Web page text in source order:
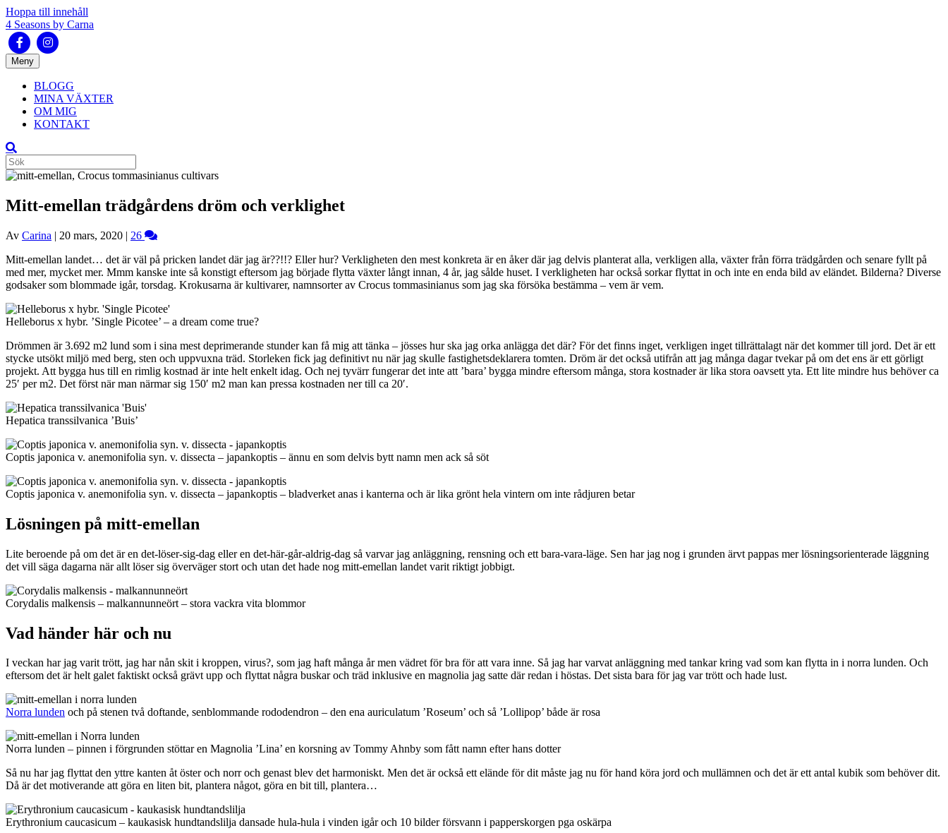
Hoppa till innehåll
4 Seasons by Carna
FacebookInstagram
Meny
BLOGG
MINA VÄXTER
OM MIG
KONTAKT
Mitt-emellan trädgårdens dröm och verklighet
Av Carina | 20 mars, 2020 | 26
Mitt-emellan landet… det är väl på pricken landet där jag är??!!? Eller hur? Verkligheten den mest konkreta är en åker där jag delvis planterat alla, verkligen alla, växter från förra trädgården och senare fyllt på
med mer, mycket mer. Mmm kanske inte så konstigt eftersom jag började flytta växter långt innan, 4 år, jag sålde huset. I verkligheten har också sorkar flyttat in och inte en enda bild av eländet. Bilderna? Diverse
godsaker som blommade igår, torsdag. Krokusarna är kultivarer, namnsorter av Crocus tommasinianus som jag ska försöka bestämma – vem är vem.
Helleborus x hybr. ’Single Picotee’ – a dream come true?
Drömmen är 3.692 m2 lund som i sina mest deprimerande stunder kan få mig att tänka – jösses hur ska jag orka anlägga det där? För det finns inget, verkligen inget tillrättalagt när det kommer till jord. Det är ett
stycke utsökt miljö med berg, sten och uppvuxna träd. Storleken fick jag definitivt nu när jag skulle fastighetsdeklarera tomten. Dröm är det också utifrån att jag många dagar tvekar på om det ens är ett görligt
projekt. Att bygga hus till en rimlig kostnad är inte helt enkelt idag. Och nej tyvärr fungerar det inte att ’bara’ bygga mindre eftersom många, stora kostnader är lika stora oavsett yta. Ett lite mindre hus behöver ca
25′ per m2. Det först när man närmar sig 150′ m2 man kan pressa kostnaden ner till ca 20′.
Hepatica transsilvanica ’Buis’
Coptis japonica v. anemonifolia syn. v. dissecta – japankoptis – ännu en som delvis bytt namn men ack så söt
Coptis japonica v. anemonifolia syn. v. dissecta – japankoptis – bladverket anas i kanterna och är lika grönt hela vintern om inte rådjuren betar
Lösningen på mitt-emellan
Lite beroende på om det är en det-löser-sig-dag eller en det-här-går-aldrig-dag så varvar jag anläggning, rensning och ett bara-vara-läge. Sen har jag nog i grunden ärvt pappas mer lösningsorienterade läggning
det vill säga dagarna när allt löser sig överväger stort och utan det hade nog mitt-emellan landet varit riktigt jobbigt.
Corydalis malkensis – malkannunneört – stora vackra vita blommor
Vad händer här och nu
I veckan har jag varit trött, jag har nån skit i kroppen, virus?, som jag haft många år men vädret för bra för att vara inne. Så jag har varvat anläggning med tankar kring vad som kan flytta in i norra lunden. Och
eftersom det är helt galet faktiskt också grävt upp och flyttat några buskar och träd inklusive en magnolia jag satte där redan i höstas. Det sista bara för jag var trött och hade lust.
Norra lunden och på stenen två doftande, senblommande rododendron – den ena auriculatum ’Roseum’ och så ’Lollipop’ både är rosa
Norra lunden – pinnen i förgrunden stöttar en Magnolia ’Lina’ en korsning av Tommy Ahnby som fått namn efter hans dotter
Så nu har jag flyttat den yttre kanten åt öster och norr och genast blev det harmoniskt. Men det är också ett elände för dit måste jag nu för hand köra jord och mullämnen och det är ett antal kubik som behöver dit.
Då är det motiverande att göra en liten bit, plantera något, göra en bit till, plantera…
Erythronium caucasicum – kaukasisk hundtandslilja dansade hula-hula i vinden igår och 10 bilder försvann i papperskorgen pga oskärpa